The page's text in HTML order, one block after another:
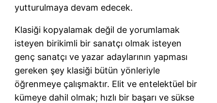
yutturulmaya devam edecek.
Klasiği kopyalamak değil de yorumlamak
isteyen birikimli bir sanatçı olmak isteyen
genç sanatçı ve yazar adaylarının yapması
gereken şey klasiği bütün yönleriyle
öğrenmeye çalışmaktır. Elit ve entelektüel bir
kümeye dahil olmak; hızlı bir başarı ve sükse